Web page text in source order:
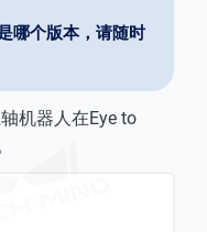
哪个版本，请随时
机器人在Eye to